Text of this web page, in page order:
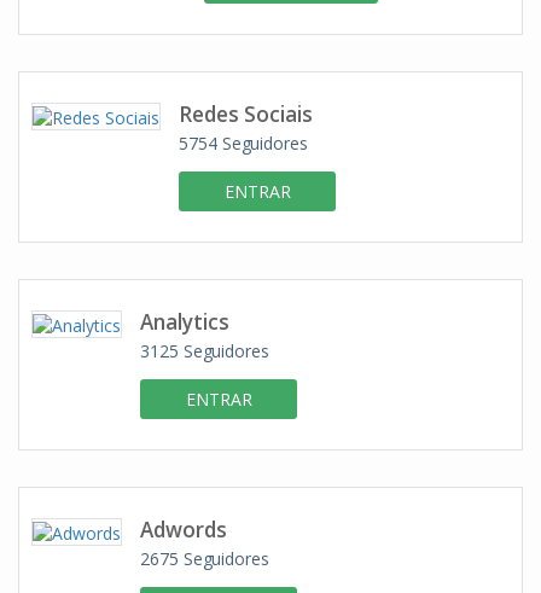
Redes Sociais
5754Seguidores
ENTRAR
Analytics
3125 Seguidores
ENTRAR
Adwords
2675 Seguidores